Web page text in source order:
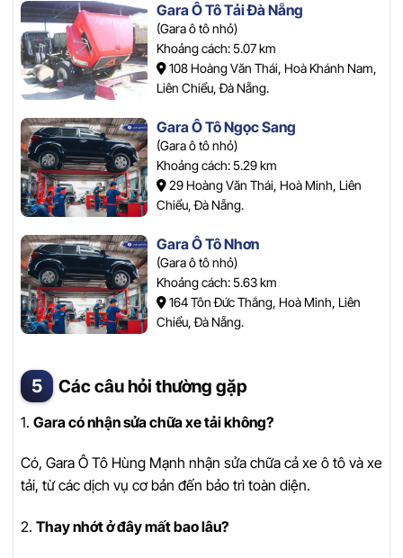
Gara Ô Tô Tải Đà Nẵng
(Gara ô tô nhỏ)
Khoảng cách: 5.07 km
108 Hoàng Văn Thái, Hoà Khánh Nam,
Liên Chiểu, Đà Nẵng.
Gara Ô Tô Ngọc Sang
(Gara ô tô nhỏ)
Khoảng cách: 5.29 km
29 Hoàng Văn Thái, Hoà Minh, Liên
Chiểu, Đà Nẵng.
Gara Ô Tô Nhơn
(Gara ô tô nhỏ)
Khoảng cách: 5.63 km
164 Tôn Đức Thắng, Hoà Minh, Liên
Chiểu, Đà Nẵng.
Các câu hỏi thường gặp
1. Gara có nhận sửa chữa xe tải không?
Có, Gara Ô Tô Hùng Mạnh nhận sửa chữa cả xe ô tô và xe
tải, từ các dịch vụ cơ bản đến bảo trì toàn diện.
2. Thay nhớt ở đây mất bao lâu?